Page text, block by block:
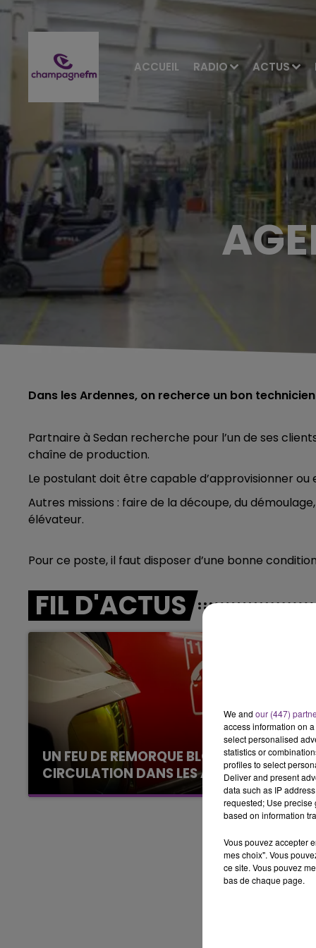
ACCUEIL RADIO ACTUS
10h00 - 14h00
LE TICKET DE CAISSE
Dans les Ardennes, on recherce un bon
Partnaire à Sedan recherche pour l’un de ses
chaîne de production.
Le postulant doit être capable d’approvisionner
Autres missions : faire de la découpe, du
élévateur.
Pour ce poste, il faut disposer d’une bonne
FIL D'ACTUS
UN FEU DE REMORQUE BLOQUE LA
CIRCULATION DANS LES ARDENNES
Un feu de remorque s'est déclaré ce mercredi
We and our (447)
access information on
select personalised
statistics or
profiles to select
Deliver and present
data such as IP
requested; Use precise
based on information
Vous pouvez accepter
mes choix". Vous
ce site. Vous pouvez
bas de chaque page.